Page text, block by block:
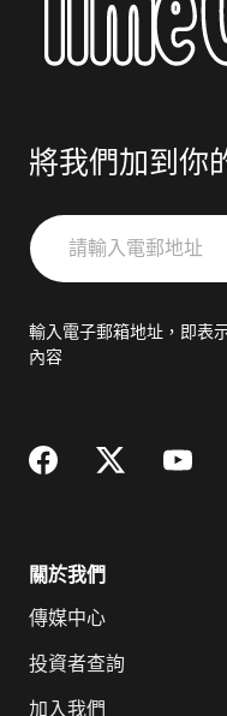
將我們加到你
請
輸
郵
輸入電子郵箱地址，即表
內容
關於我們
傳媒中心
投資者查詢
加入我們